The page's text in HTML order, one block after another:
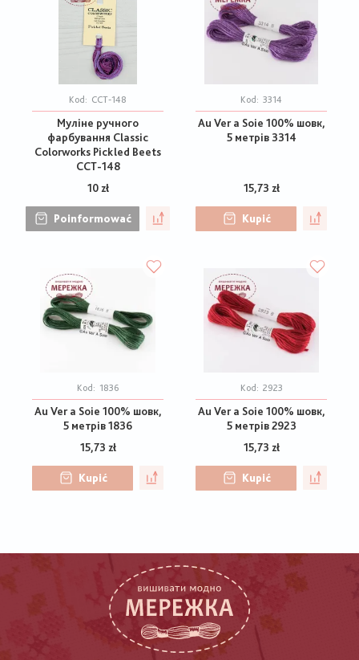
Kod: CCT-148
Муліне ручного
фарбування Classic
Colorworks Pickled Beets
CCT-148
10 zł
Poinformować
Kod: 3314
Au Ver a Soie 100% шовк,
5 метрів 3314
15,73 zł
Kupić
Kod: 1836
Au Ver a Soie 100% шовк,
5 метрів 1836
15,73 zł
Kupić
Kod: 2923
Au Ver a Soie 100% шовк,
5 метрів 2923
15,73 zł
Kupić